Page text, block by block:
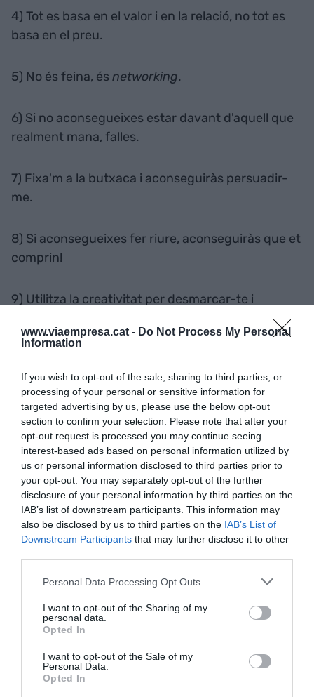
www.viaempresa.cat - Do Not Process My Personal
Information
If you wish to opt-out of the sale, sharing to third parties, or
processing of your personal or sensitive information for
targeted advertising by us, please use the below opt-out
section to confirm your selection. Please note that after your
opt-out request is processed you may continue seeing
interest-based ads based on personal information utilized by
us or personal information disclosed to third parties prior to
your opt-out. You may separately opt-out of the further
disclosure of your personal information by third parties on the
IAB’s list of downstream participants. This information may
also be disclosed by us to third parties on the IAB’s List of
Downstream Participants that may further disclose it to other
Personal Data Processing Opt Outs
I want to opt-out of the Sharing of my
personal data.
Opted In
I want to opt-out of the Sale of my
Personal Data.
Opted In
4) Tot es basa en el valor i en la relació, no tot es
basa en el preu.
5) No és feina, ésnetworking.
6) Si no aconsegueixes estar davant d'aquell que
realment mana, falles.
7) Fixa'm a la butxaca i aconseguiràs persuadir-
me.
8) Si aconsegueixes fer riure, aconseguiràs que et
comprin!
9) Utilitza la creativitat per desmarcar-te i
compra.
11) Quan dius una cosa sobre tu, estàs presumint.
Quan ho diu un altre llavors és una prova.
12) Les antenes ben amunt!
I el més esperat...
12,5) Renuncia al teu càrrec de director general
de l'univers.
Com vendre un bolígraf a
Leonardo Di Caprio
Un llibre que salvant les distàncies recorda també